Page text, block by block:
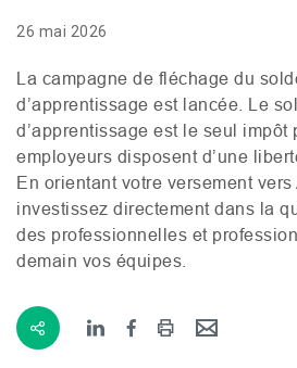
26 mai 2026
La campagne de fléchage du
d’apprentissage est lancée. Le
d’apprentissage est le seul impôt
employeurs disposent d’une
En orientant votre versement
investissez directement dans la
des professionnelles et
demain vos équipes.